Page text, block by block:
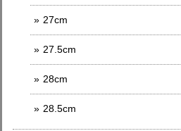
27cm
27.5cm
28cm
28.5cm